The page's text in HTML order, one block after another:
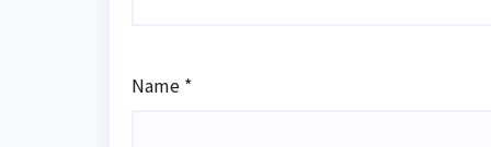
Name *